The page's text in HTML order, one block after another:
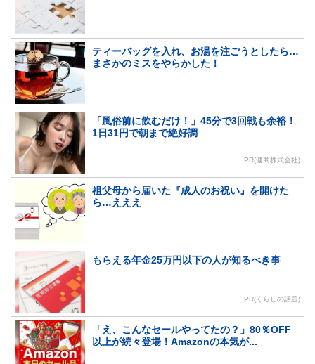
ティーバッグを入れ、お湯を注ごうとしたら…
まさかのミスをやらかした！
「風俗前に飲むだけ！」45分で3回戦も余裕！
1日31円で朝まで絶好調
PR(健商株式会社)
祖父母から届いた『成人のお祝い』を開けた
ら…えええ
もらえる年金25万円以下の人が知るべき事
PR(くらしの話題)
「え、こんなセールやってたの？」80％OFF
以上が続々登場！Amazonの本気が...